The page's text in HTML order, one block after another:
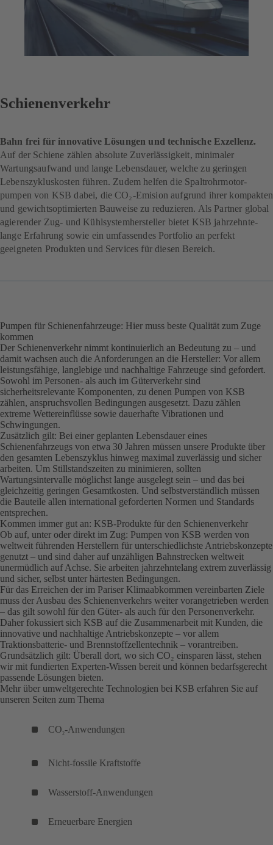
Schienenverkehr
Bahn frei für innovative Lösungen und technische Exzellenz.
Auf der Schiene zählen absolute Zuverlässigkeit, minimaler
Wartungsaufwand und lange Lebensdauer, welche zu geringen
Lebenszykluskosten führen. Zudem helfen die Spaltrohr­motor­
pumpen von KSB dabei, die CO₂-Emision aufgrund ihrer kompakten
und gewichtsoptimierten Bauweise zu reduzieren. Als Partner global
agierender Zug- und Kühlsystemhersteller bietet KSB jahr­zehnte­
lange Erfahrung sowie ein umfassendes Portfolio an perfekt
geeigneten Produkten und Services für diesen Bereich.
Pumpen für Schienenfahrzeuge: Hier muss beste Qualität zum Zuge
kommen
Der Schienenverkehr nimmt kontinuierlich an Bedeutung zu – und
damit wachsen auch die Anforderungen an die Hersteller: Vor allem
leistungsfähige, langlebige und nachhaltige Fahrzeuge sind gefordert.
Sowohl im Personen- als auch im Güterverkehr sind
sicherheitsrelevante Komponenten, zu denen Pumpen von KSB
zählen, anspruchsvollen Bedingungen ausgesetzt. Dazu zählen
extreme Wettereinflüsse sowie dauerhafte Vibrationen und
Schwingungen.
Zusätzlich gilt: Bei einer geplanten Lebensdauer eines
Schienenfahrzeugs von etwa 30 Jahren müssen unsere Produkte über
den gesamten Lebenszyklus hinweg maximal zuverlässig und sicher
arbeiten. Um Stillstandszeiten zu minimieren, sollten
Wartungsintervalle möglichst lange ausgelegt sein – und das bei
gleichzeitig geringen Gesamtkosten. Und selbstverständlich müssen
die Bauteile allen international geforderten Normen und Standards
entsprechen.
Kommen immer gut an: KSB-Produkte für den Schienenverkehr
Ob auf, unter oder direkt im Zug: Pumpen von KSB werden von
weltweit führenden Herstellern für unterschiedlichste Antriebskonzepte
genutzt – und sind daher auf unzähligen Bahnstrecken weltweit
unermüdlich auf Achse. Sie arbeiten jahrzehntelang extrem zuverlässig
und sicher, selbst unter härtesten Bedingungen.
Für das Erreichen der im Pariser Klimaabkommen vereinbarten Ziele
muss der Ausbau des Schienenverkehrs weiter vorangetrieben werden
– das gilt sowohl für den Güter- als auch für den Personenverkehr.
Daher fokussiert sich KSB auf die Zusammenarbeit mit Kunden, die
innovative und nachhaltige Antriebskonzepte – vor allem
Traktionsbatterie- und Brennstoffzellentechnik – vorantreiben.
Grundsätzlich gilt: Überall dort, wo sich CO₂ einsparen lässt, stehen
wir mit fundierten Experten-Wissen bereit und können bedarfsgerecht
passende Lösungen bieten.
Mehr über umweltgerechte Technologien bei KSB erfahren Sie auf
unseren Seiten zum Thema
CO2-Anwendungen
Nicht-fossile Kraftstoffe
Wasserstoff-Anwendungen
Erneuerbare Energien